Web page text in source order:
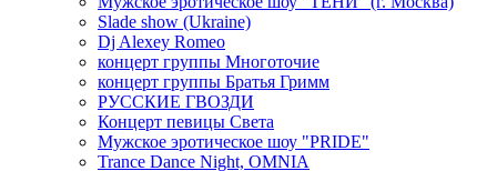
Slade show (Ukraine)
Dj Alexey Romeo
концерт группы Многоточие
концерт группы Братья Гримм
РУССКИЕ ГВОЗДИ
Концерт певицы Света
Мужское эротическое шоу "PRIDE"
Trance Dance Night, OMNIA